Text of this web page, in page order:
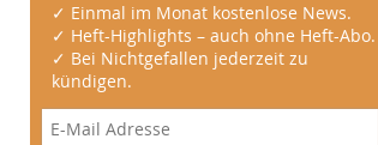
✓ Einmal im Monat kostenlose News.
✓ Heft-Highlights – auch ohne Heft-Abo.
✓ Bei Nichtgefallen jederzeit zu
kündigen.